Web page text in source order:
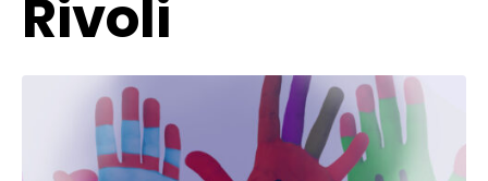
Rivoli